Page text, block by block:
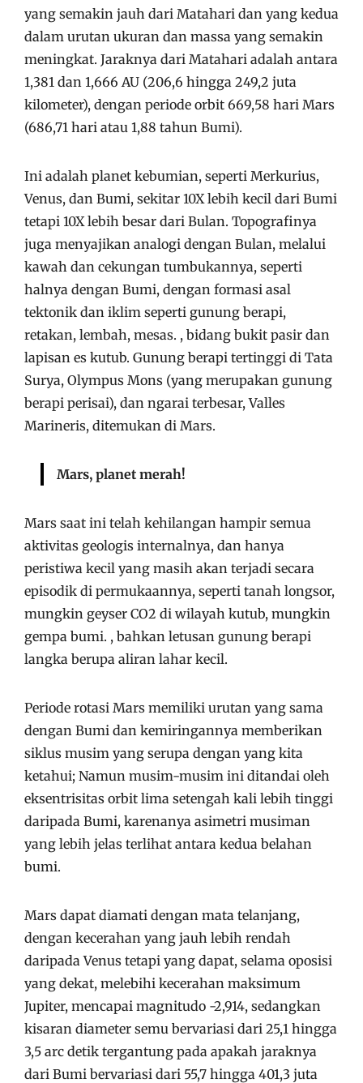
yang semakin jauh dari Matahari dan yang kedua
dalam urutan ukuran dan massa yang semakin
meningkat. Jaraknya dari Matahari adalah antara
1,381 dan 1,666 AU (206,6 hingga 249,2 juta
kilometer), dengan periode orbit 669,58 hari Mars
(686,71 hari atau 1,88 tahun Bumi).
Ini adalah planet kebumian, seperti Merkurius,
Venus, dan Bumi, sekitar 10X lebih kecil dari Bumi
tetapi 10X lebih besar dari Bulan. Topografinya
juga menyajikan analogi dengan Bulan, melalui
kawah dan cekungan tumbukannya, seperti
halnya dengan Bumi, dengan formasi asal
tektonik dan iklim seperti gunung berapi,
retakan, lembah, mesas. , bidang bukit pasir dan
lapisan es kutub. Gunung berapi tertinggi di Tata
Surya, Olympus Mons (yang merupakan gunung
berapi perisai), dan ngarai terbesar, Valles
Marineris, ditemukan di Mars.
Mars, planet merah!
Mars saat ini telah kehilangan hampir semua
aktivitas geologis internalnya, dan hanya
peristiwa kecil yang masih akan terjadi secara
episodik di permukaannya, seperti tanah longsor,
mungkin geyser CO2 di wilayah kutub, mungkin
gempa bumi. , bahkan letusan gunung berapi
langka berupa aliran lahar kecil.
Periode rotasi Mars memiliki urutan yang sama
dengan Bumi dan kemiringannya memberikan
siklus musim yang serupa dengan yang kita
ketahui; Namun musim-musim ini ditandai oleh
eksentrisitas orbit lima setengah kali lebih tinggi
daripada Bumi, karenanya asimetri musiman
yang lebih jelas terlihat antara kedua belahan
bumi.
Mars dapat diamati dengan mata telanjang,
dengan kecerahan yang jauh lebih rendah
daripada Venus tetapi yang dapat, selama oposisi
yang dekat, melebihi kecerahan maksimum
Jupiter, mencapai magnitudo -2,914, sedangkan
kisaran diameter semu bervariasi dari 25,1 hingga
3,5 arc detik tergantung pada apakah jaraknya
dari Bumi bervariasi dari 55,7 hingga 401,3 juta